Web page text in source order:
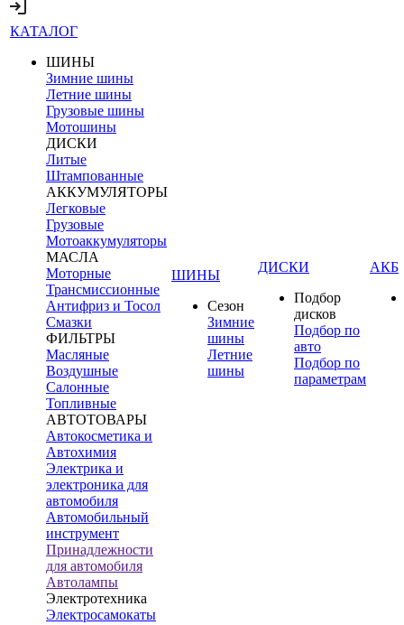
КАТАЛОГ
ШИНЫ
Зимние шины
Летние шины
Грузовые шины
Мотошины
ДИСКИ
Литые
Штампованные
АККУМУЛЯТОРЫ
Легковые
Грузовые
Мотоаккумуляторы
МАСЛА
Моторные
Трансмиссионные
Антифриз и Тосол
Смазки
ФИЛЬТРЫ
Масляные
Воздушные
Салонные
Топливные
АВТОТОВАРЫ
Автокосметика и
Автохимия
Электрика и
электроника для
автомобиля
Автомобильный
инструмент
Принадлежности
для автомобиля
Автолампы
Электротехника
Электросамокаты
ШИНЫ
Сезон
Зимние
шины
Летние
шины
ДИСКИ
Подбор
дисков
Подбор по
авто
Подбор по
параметрам
АКБ